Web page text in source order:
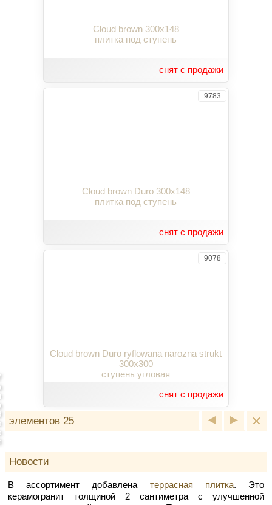
Cloud brown 300x148
плитка под ступень
снят с продажи
9783
Cloud brown Duro 300x148
плитка под ступень
снят с продажи
9078
Cloud brown Duro ryflowana narozna strukt
300x300
ступень угловая
снят с продажи
элементов 25
Новости
В ассортимент добавлена террасная плитка. Это
керамогранит толщиной 2 сантиметра с улучшенной